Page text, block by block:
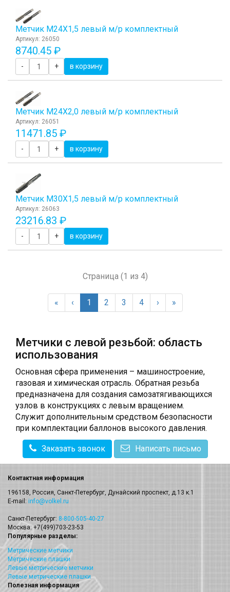
Метчик М24Х1,5 левый м/р комплектный
Артикул: 26050
8740.45 ₽
- + в корзину
Метчик М24Х2,0 левый м/р комплектный
Артикул: 26051
11471.85 ₽
- + в корзину
Метчик М30Х1,5 левый м/р комплектный
Артикул: 26063
23216.83 ₽
- + в корзину
Страница (1 из 4)
« ‹ 1 2 3 4 › »
Метчики с левой резьбой: область
использования
Основная сфера применения – машиностроение,
газовая и химическая отрасль. Обратная резьба
предназначена для создания самозатягивающихся
узлов в конструкциях с левым вращением.
Служит дополнительным средством безопасности
при комплектации баллонов высокого давления.
Заказать звонок Написать письмо
Контактная информация
196158, Россия, Санкт-Петербург, Дунайский проспект, д.13 к.1
E-mail: info@volkel.ru
Санкт-Петербург: 8-800-505-40-27
Москва: +7(499)703-23-53
Популярные разделы:
Метрические метчики
Метрические плашки
Левые метрические метчики
Левые метрические плашки
Полезная информация